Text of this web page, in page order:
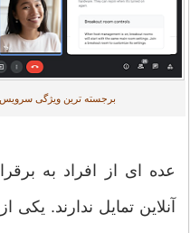
برجسته ترین ویژگی
عده ای از افراد به
آنلاین تمایل ندارند.